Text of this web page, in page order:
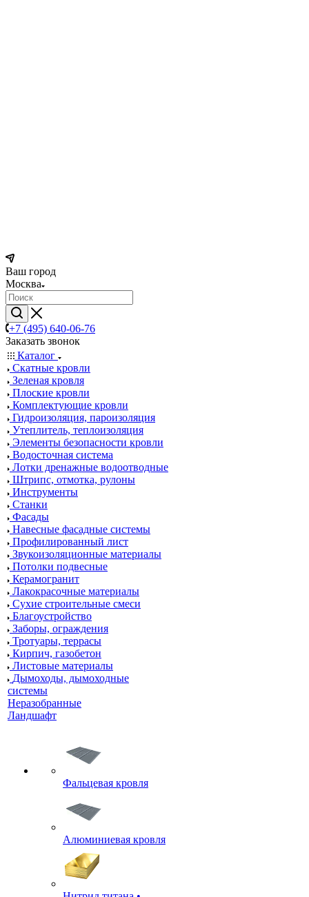
Ваш город
Москва
+7 (495) 640-06-76
Заказать звонок
Каталог
Скатные кровли
Зеленая кровля
Плоские кровли
Комплектующие кровли
Гидроизоляция, пароизоляция
Утеплитель, теплоизоляция
Элементы безопасности кровли
Водосточная система
Лотки дренажные водоотводные
Штрипс, отмотка, рулоны
Инструменты
Станки
Фасады
Навесные фасадные системы
Профилированный лист
Звукоизоляционные материалы
Потолки подвесные
Керамогранит
Лакокрасочные материалы
Сухие строительные смеси
Благоустройство
Заборы, ограждения
Тротуары, террасы
Кирпич, газобетон
Листовые материалы
Дымоходы, дымоходные
системы
Неразобранные
Ландшафт
Фальцевая кровля
Алюминиевая кровля